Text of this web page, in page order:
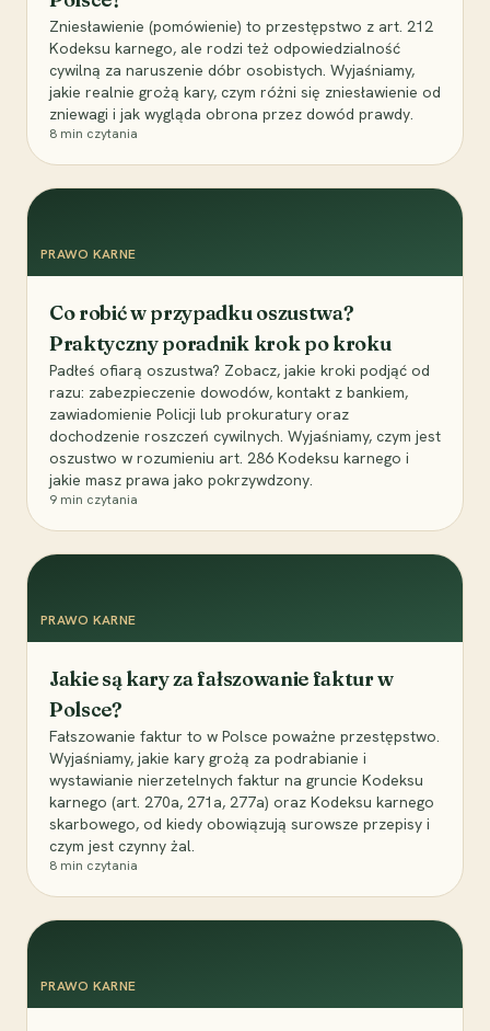
Zniesławienie (pomówienie) to przestępstwo z art. 212
Kodeksu karnego, ale rodzi też odpowiedzialność
cywilną za naruszenie dóbr osobistych. Wyjaśniamy,
jakie realnie grożą kary, czym różni się zniesławienie od
zniewagi i jak wygląda obrona przez dowód prawdy.
8 min czytania
PRAWO KARNE
Co robić w przypadku oszustwa?
Praktyczny poradnik krok po kroku
Padłeś ofiarą oszustwa? Zobacz, jakie kroki podjąć od
razu: zabezpieczenie dowodów, kontakt z bankiem,
zawiadomienie Policji lub prokuratury oraz
dochodzenie roszczeń cywilnych. Wyjaśniamy, czym jest
oszustwo w rozumieniu art. 286 Kodeksu karnego i
jakie masz prawa jako pokrzywdzony.
9 min czytania
PRAWO KARNE
Jakie są kary za fałszowanie faktur w
Polsce?
Fałszowanie faktur to w Polsce poważne przestępstwo.
Wyjaśniamy, jakie kary grożą za podrabianie i
wystawianie nierzetelnych faktur na gruncie Kodeksu
karnego (art. 270a, 271a, 277a) oraz Kodeksu karnego
skarbowego, od kiedy obowiązują surowsze przepisy i
czym jest czynny żal.
8 min czytania
PRAWO KARNE